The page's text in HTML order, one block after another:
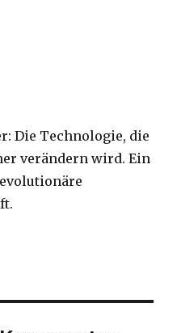
Die Technologie, die
verändern wird. Ein